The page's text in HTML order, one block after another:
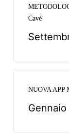
Cavé
NUOVA APP